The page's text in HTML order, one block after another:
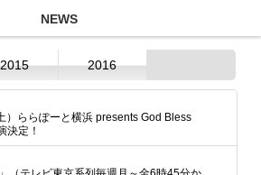
NEWS
2015 2016
）ららぽーと横浜 presents God Bless
決定！